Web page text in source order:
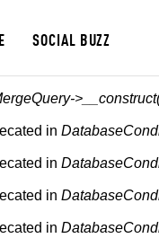
SOCIAL BUZZ
in
in
in
in